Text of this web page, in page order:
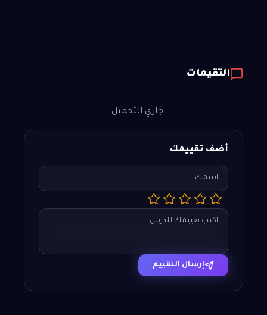
التقيمات
جاري التحميل...
أضف تقييمك
إرسال التقييم